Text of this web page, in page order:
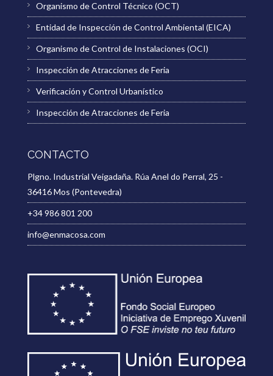
Organismo de Control Técnico (OCT)
Entidad de Inspección de Control Ambiental (EICA)
Organismo de Control de Instalaciones (OCI)
Inspección de Atracciones de Feria
Verificación y Control Urbanístico
Inspección de Atracciones de Feria
CONTACTO
Plgno. Industrial Veigadaña. Rúa Anel do Perral, 25 -
36416 Mos (Pontevedra)
+34 986 801 200
info@enmacosa.com